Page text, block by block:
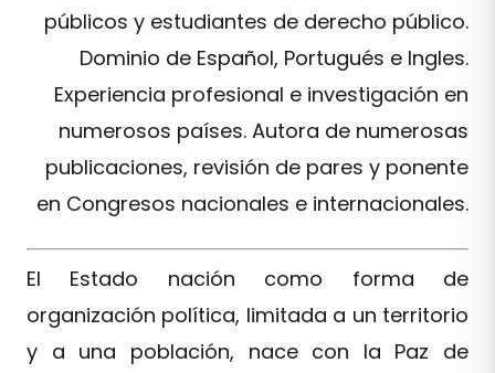
públicos y estudiantes de derecho público.
Dominio de Español, Portugués e Ingles.
Experiencia profesional e investigación en
numerosos países. Autora de numerosas
publicaciones, revisión de pares y ponente
en Congresos nacionales e internacionales.
El Estado nación como forma de
organización política, limitada a un territorio
y a una población, nace con la Paz de